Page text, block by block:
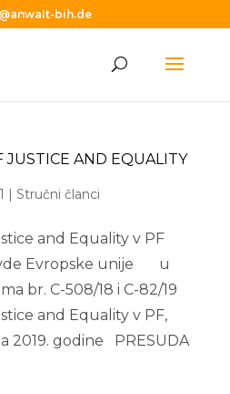
bih.de
JUSTICE AND EQUALITY
| Stručni članci
and Equality v PF
Evropske unije u
br. C-508/18 i C-82/19
and Equality v PF,
2019. godine PRESUDA